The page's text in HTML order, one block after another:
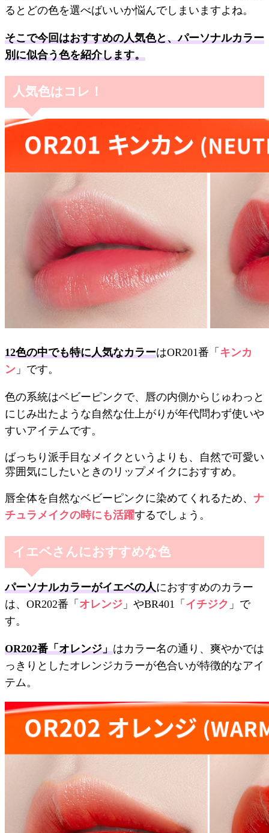
るとどの色を選べばいいか悩んでしまいますよね。
そこで今回はおすすめの人気色と、パーソナルカラー
別に似合う色を紹介します。
人気色はコレ！
12色の中でも特に人気なカラーはOR201番「 キンカ
ン 」です。
色の系統はベビーピンクで、唇の内側からじゅわっと
にじみ出たような自然な仕上がりが年代問わず使いや
すいアイテムです。
ばっちり派手目なメイクというよりも、自然で可愛い
雰囲気にしたいときのリップメイクにおすすめ。
唇全体を自然なベビーピンクに染めてくれるため、 ナ
チュラメイクの時にも活躍するでしょう。
イエベさんにおすすめな色
パーソナルカラーがイエベの人におすすめのカラー
は、OR202番「 オレンジ 」やBR401「 イチジク 」で
す。
OR202番「オレンジ」はカラー名の通り、爽やかでは
っきりとしたオレンジカラーが色合いが特徴的なアイ
テム。